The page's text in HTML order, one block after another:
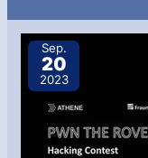
Sep.
20
2023